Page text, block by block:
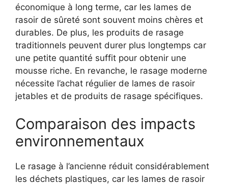
économique à long terme, car les lames de
rasoir de sûreté sont souvent moins chères et
durables. De plus, les produits de rasage
traditionnels peuvent durer plus longtemps car
une petite quantité suffit pour obtenir une
mousse riche. En revanche, le rasage moderne
nécessite l’achat régulier de lames de rasoir
jetables et de produits de rasage spécifiques.
Comparaison des impacts
environnementaux
Le rasage à l’ancienne réduit considérablement
les déchets plastiques, car les lames de rasoir